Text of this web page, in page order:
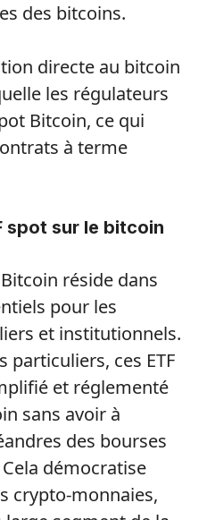
des bitcoins.
directe au bitcoin
les régulateurs
Bitcoin, ce qui
à terme
spot sur le bitcoin
Bitcoin réside dans
pour les
et institutionnels.
particuliers, ces ETF
et réglementé
sans avoir à
des bourses
démocratise
crypto-monnaies,